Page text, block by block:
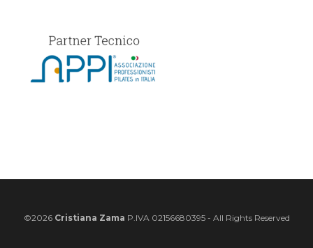
©2026 Cristiana Zama P.IVA 02156680395 - All Rights Reserved